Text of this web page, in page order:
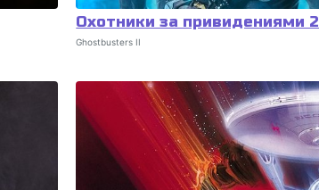
Охотники за привидениями 2
Ghostbusters II